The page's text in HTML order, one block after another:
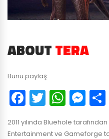
ABOUTTERA
Bunu paylaş:
Facebook
Twitter
2011 yılında Bluehole
Entertainment ve Gameforge